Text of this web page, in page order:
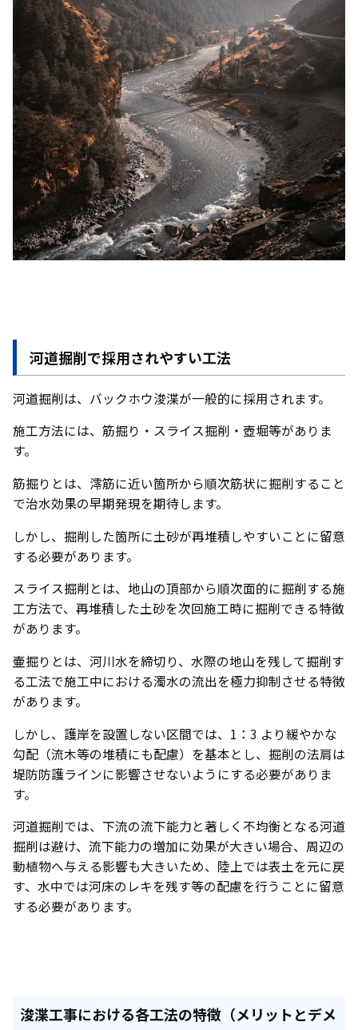
河道掘削で採用されやすい工法
河道掘削は、バックホウ浚渫が一般的に採用されます。
施工方法には、筋掘り・スライス掘削・壺堀等がありま
す。
筋掘りとは、澪筋に近い箇所から順次筋状に掘削すること
で治水効果の早期発現を期待します。
しかし、掘削した箇所に土砂が再堆積しやすいことに留意
する必要があります。
スライス掘削とは、地山の頂部から順次面的に掘削する施
工方法で、再堆積した土砂を次回施工時に掘削できる特徴
があります。
壷掘りとは、河川水を締切り、水際の地山を残して掘削す
る工法で施工中における濁水の流出を極力抑制させる特徴
があります。
しかし、護岸を設置しない区間では、1：3 より緩やかな
勾配（流木等の堆積にも配慮）を基本とし、掘削の法肩は
堤防防護ラインに影響させないようにする必要がありま
す。
河道掘削では、下流の流下能力と著しく不均衡となる河道
掘削は避け、流下能力の増加に効果が大きい場合、周辺の
動植物へ与える影響も大きいため、陸上では表土を元に戻
す、水中では河床のレキを残す等の配慮を行うことに留意
する必要があります。
浚渫工事における各工法の特徴（メリットとデメ